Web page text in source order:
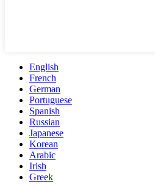
English
French
German
Portuguese
Spanish
Russian
Japanese
Korean
Arabic
Irish
Greek